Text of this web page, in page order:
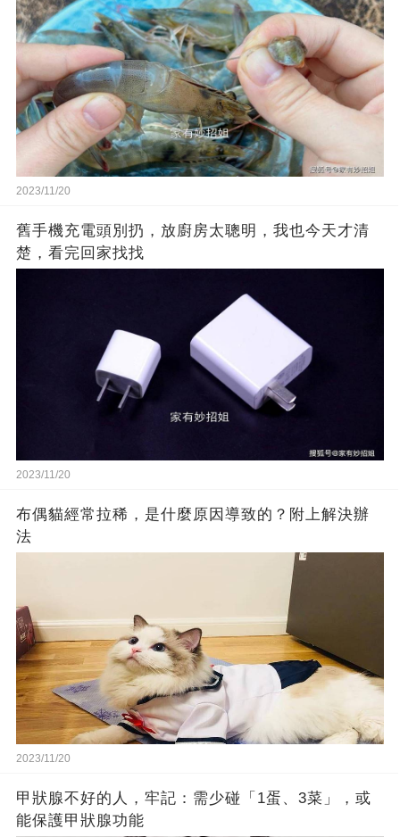
2023/11/20
舊手機充電頭別扔，放廚房太聰明，我也今天才清
楚，看完回家找找
2023/11/20
布偶貓經常拉稀，是什麼原因導致的？附上解決辦
法
2023/11/20
甲狀腺不好的人，牢記：需少碰「1蛋、3菜」，或
能保護甲狀腺功能